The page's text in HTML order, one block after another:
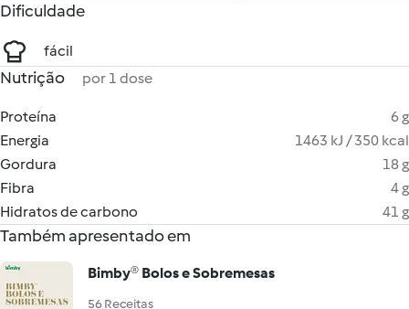
Dificuldade
fácil
Nutrição por 1 dose
Proteína
6 g
Energia
1463 kJ / 350 kcal
Gordura
18 g
Fibra
4 g
Hidratos de carbono
41 g
Também apresentado em
Bimby® Bolos e Sobremesas
56 Receitas